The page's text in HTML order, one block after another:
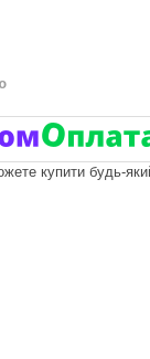
купити будь-